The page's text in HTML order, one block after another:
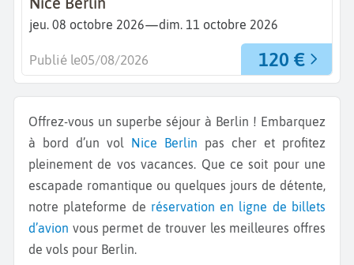
jeu. 08 octobre 2026—dim. 11 octobre 2026
120 €
Publié le05/08/2026
Offrez-vous un superbe séjour à Berlin ! Embarquez
à bord d’un vol Nice Berlin pas cher et profitez
pleinement de vos vacances. Que ce soit pour une
escapade romantique ou quelques jours de détente,
notre plateforme de réservation en ligne de billets
d’avion vous permet de trouver les meilleures offres
de vols pour Berlin.